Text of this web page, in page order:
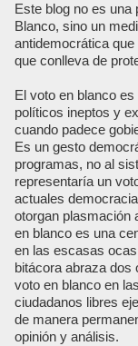
Este blog no es una
Blanco, sino un
antidemocrática que
que conlleva de
El voto en blanco
políticos ineptos y
cuando padece
Es un gesto
programas, no al
representaría un
actuales
otorgan plasmación
en blanco es una
en las escasas
bitácora abraza dos
voto en blanco en
ciudadanos libres
de manera
opinión y análisis.